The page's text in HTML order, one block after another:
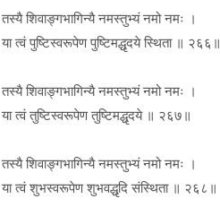
तस्यै शिवाङ्गभागिन्यै नमस्तुभ्यं नमो नमः ।
या त्वं पुष्टिस्वरूपेण पुष्टिमद्धृदये स्थिता ॥ २६६॥
तस्यै शिवाङ्गभागिन्यै नमस्तुभ्यं नमो नमः ।
या त्वं तुष्टिस्वरूपेण तुष्टिमद्धृदये ॥ २६७॥
तस्यै शिवाङ्गभागिन्यै नमस्तुभ्यं नमो नमः ।
या त्वं शुभस्वरूपेण शुभवद्धृदि संस्थिता ॥ २६८॥